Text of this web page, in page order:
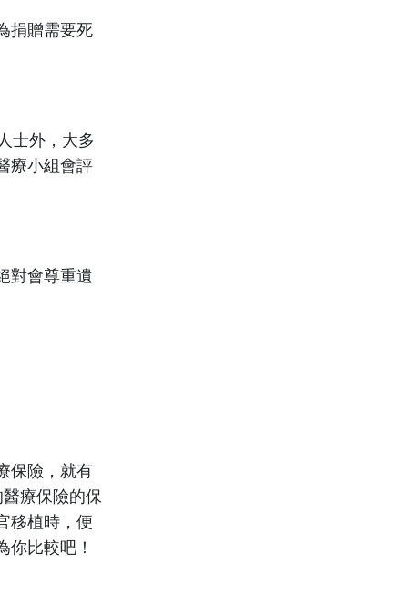
捐贈需要死
士外，大多
療小組會評
對會尊重遺
保險，就有
療保險的保
移植時，便
比較吧！